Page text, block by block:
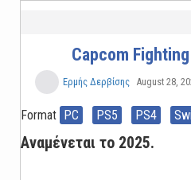
Capcom
Ερμής Δερβίσης August 28,
Format PC PS5 PS4
Αναμένεται το 2025.